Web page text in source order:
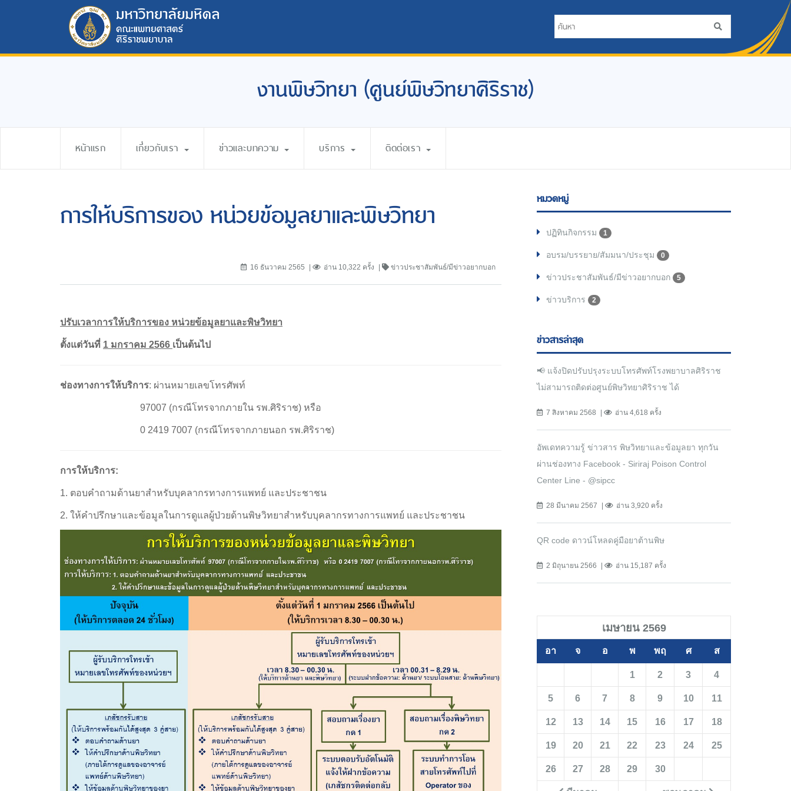
งานพิษวิทยา (ศูนย์พิษวิทยาศิริราช)
หน้าแรก เกี่ยวกับเรา ข่าวและบทความ บริการ ติดต่อเรา
การให้บริการของ หน่วยข้อมูลยาและพิษวิทยา
16 ธันวาคม 2565 อ่าน 10,322 ครั้ง ข่าวประชาสัมพันธ์/มีข่าวอยากบอก
ปรับเวลาการให้บริการของ หน่วยข้อมูลยาและพิษวิทยา
ตั้งแต่วันที่ 1 มกราคม 2566 เป็นต้นไป
ช่องทางการให้บริการ: ผ่านหมายเลขโทรศัพท์
97007 (กรณีโทรจากภายใน รพ.ศิริราช) หรือ
0 2419 7007 (กรณีโทรจากภายนอก รพ.ศิริราช)
การให้บริการ:
1. ตอบคำถามด้านยาสำหรับบุคลากรทางการแพทย์ และประชาชน
2. ให้คำปรึกษาและข้อมูลในการดูแลผู้ป่วยด้านพิษวิทยาสำหรับบุคลากรทางการแพทย์ และประชาชน
หมวดหมู่
ปฏิทินกิจกรรม 1
อบรม/บรรยาย/สัมมนา/ประชุม 0
ข่าวประชาสัมพันธ์/มีข่าวอยากบอก 5
ข่าวบริการ 2
ข่าวสารล่าสุด
📢 แจ้งปิดปรับปรุงระบบโทรศัพท์โรงพยาบาลศิริราช
ไม่สามารถติดต่อศูนย์พิษวิทยาศิริราช ได้
7 สิงหาคม 2568 อ่าน 4,618 ครั้ง
อัพเดทความรู้ ข่าวสาร พิษวิทยาและข้อมูลยา ทุกวัน
ผ่านช่องทาง Facebook - Siriraj Poison Control
Center Line - @sipcc
28 มีนาคม 2567 อ่าน 3,920 ครั้ง
QR code ดาวน์โหลดคู่มือยาต้านพิษ
2 มิถุนายน 2566 อ่าน 15,187 ครั้ง
เมษายน 2569
อา จ อ พ พฤ ศ ส
1 2 3 4
5 6 7 8 9 10 11
12 13 14 15 16 17 18
19 20 21 22 23 24 25
26 27 28 29 30